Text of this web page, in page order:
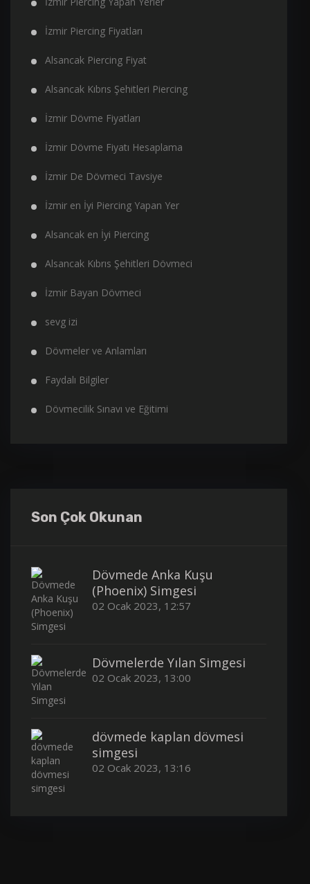
İzmir Piercing Fiyatları
Alsancak Piercing Fiyat
Alsancak Kıbrıs Şehitleri Piercing
İzmir Dövme Fiyatları
İzmir Dövme Fiyatı Hesaplama
İzmir De Dövmeci Tavsiye
İzmir en İyi Piercing Yapan Yer
Alsancak en İyi Piercing
Alsancak Kıbrıs Şehitleri Dövmeci
İzmir Bayan Dövmeci
sevg izi
Dövmeler ve Anlamları
Faydalı Bilgiler
Dövmecilik Sınavı ve Eğitimi
Son Çok Okunan
Dövmede Anka Kuşu
(Phoenix) Simgesi
02 Ocak 2023, 12:57
Dövmelerde Yılan Simgesi
02 Ocak 2023, 13:00
dövmede kaplan dövmesi
simgesi
02 Ocak 2023, 13:16